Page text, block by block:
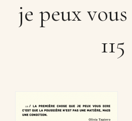
je peux
115